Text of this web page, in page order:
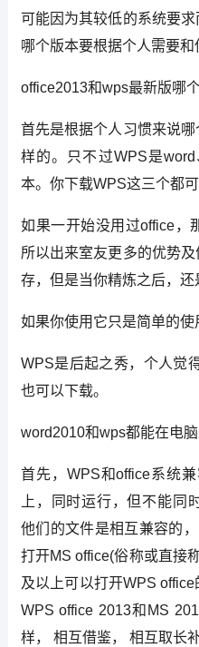
可能因为其较低的系统要
哪个版本要根据个人需要和
office2013和wps最新版哪个
首先是根据个人习惯来说
样的。只不过WPS是
本。你下载WPS这三个都可
如果一开始没用过office，
所以出来室友更多的优势
存，但是当你精炼之后，还
如果你使用它只是简单的使
WPS是后起之秀，个人觉
也可以下载。
word2010和wps都能在电脑
首先，WPS和office系统
上，同时运行，但不能同
他们的文件是相互兼容的
打开MS office(俗称或直接
及以上可以打开WPS office
WPS office 2013和MS
样， 相互借鉴， 相互取长